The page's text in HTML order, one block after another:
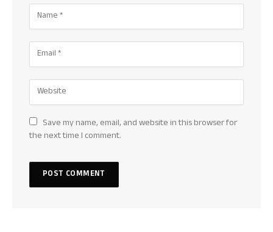
Save my name, email, and website in this browser for
the next time I comment.